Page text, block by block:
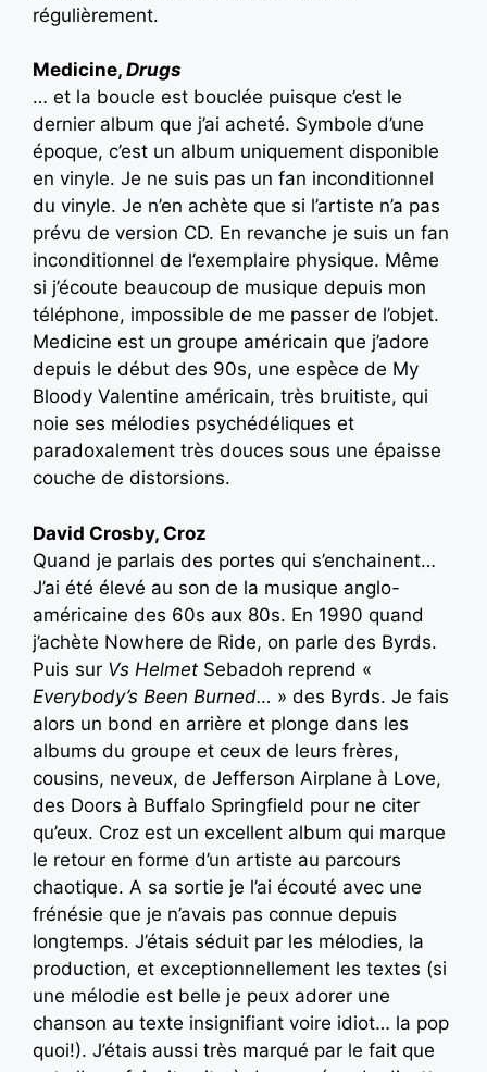
régulièrement.
Medicine, Drugs
… et la boucle est bouclée puisque c’est le
dernier album que j’ai acheté. Symbole d’une
époque, c’est un album uniquement disponible
en vinyle. Je ne suis pas un fan inconditionnel
du vinyle. Je n’en achète que si l’artiste n’a pas
prévu de version CD. En revanche je suis un fan
inconditionnel de l’exemplaire physique. Même
si j’écoute beaucoup de musique depuis mon
téléphone, impossible de me passer de l’objet.
Medicine est un groupe américain que j’adore
depuis le début des 90s, une espèce de My
Bloody Valentine américain, très bruitiste, qui
noie ses mélodies psychédéliques et
paradoxalement très douces sous une épaisse
couche de distorsions.
David Crosby, Croz
Quand je parlais des portes qui s’enchainent…
J’ai été élevé au son de la musique anglo-
américaine des 60s aux 80s. En 1990 quand
j’achète Nowhere de Ride, on parle des Byrds.
Puis sur Vs Helmet Sebadoh reprend «
Everybody’s Been Burned… » des Byrds. Je fais
alors un bond en arrière et plonge dans les
albums du groupe et ceux de leurs frères,
cousins, neveux, de Jefferson Airplane à Love,
des Doors à Buffalo Springfield pour ne citer
qu’eux. Croz est un excellent album qui marque
le retour en forme d’un artiste au parcours
chaotique. A sa sortie je l’ai écouté avec une
frénésie que je n’avais pas connue depuis
longtemps. J’étais séduit par les mélodies, la
production, et exceptionnellement les textes (si
une mélodie est belle je peux adorer une
chanson au texte insignifiant voire idiot… la pop
quoi!). J’étais aussi très marqué par le fait que